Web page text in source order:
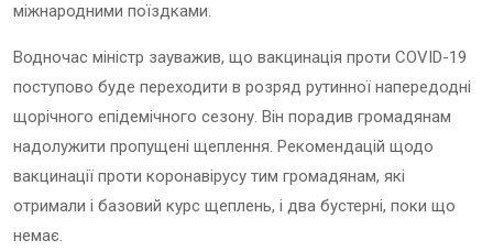
міжнародними поїздками.
Водночас міністр зауважив, що вакцинація проти COVID-19
поступово буде переходити в розряд рутинної напередодні
щорічного епідемічного сезону. Він порадив громадянам
надолужити пропущені щеплення. Рекомендацій щодо
вакцинації проти коронавірусу тим громадянам, які
отримали і базовий курс щеплень, і два бустерні, поки що
немає.